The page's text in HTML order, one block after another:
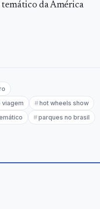
da América
viagem
hot wheels show
parques no brasil